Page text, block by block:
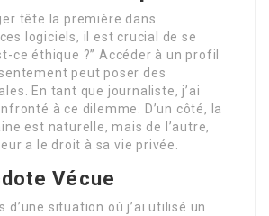
tête la première dans
logiciels, il est crucial de se
ce éthique ?” Accéder à un profil
peut poser des
En tant que journaliste, j’ai
à ce dilemme. D’un côté, la
est naturelle, mais de l’autre,
a le droit à sa vie privée.
Vécue
d’une situation où j’ai utilisé un